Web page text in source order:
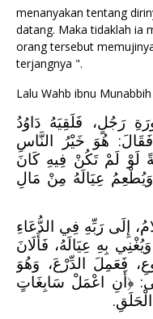
menanyakan tentang
datang. Maka tidaklah ia
orang tersebut
terjangnya ".
Lalu Wahb ibnu
رَجُلٍ، فَلَقِيَهُ دَاوُدُ
هُوَ خَيْرُ النَّاسِ
لَوْ لَمْ تَكُنْ فِيهِ كَانَ
عِيَالَهُ مِنْ مَالِ
إِلَى رَبِّهِ فِي الدُّعَاءِ
بِهِ عِيَالَهُ، فَأَلَانَ
فَعَمِلَ الدِّرْعَ، وَهُوَ
﴿أَنِ اعْمَلْ سَابِغَاتٍ